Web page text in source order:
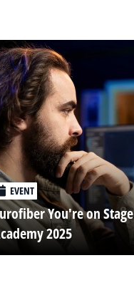
EVENT
You're on Stage
2025